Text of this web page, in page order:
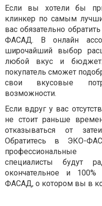
Если вы хотели бы
клинкер по самым
вас обязательно
ФАСАД. В онлайн
широчайший выбор
любой вкус и
покупатель сможет
свои вкусовые
возможности.
Если вдруг у вас
не стоит раньше
отказываться от
Обратитесь в ЭКО-
специалисты будут
окончательное и
ФАСАД, о котором вы в